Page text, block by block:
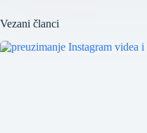
Vezani članci